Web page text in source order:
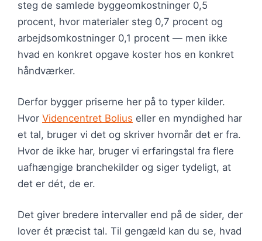
steg de samlede byggeomkostninger 0,5
procent, hvor materialer steg 0,7 procent og
arbejdsomkostninger 0,1 procent — men ikke
hvad en konkret opgave koster hos en konkret
håndværker.
Derfor bygger priserne her på to typer kilder.
Hvor Videncentret Bolius eller en myndighed har
et tal, bruger vi det og skriver hvornår det er fra.
Hvor de ikke har, bruger vi erfaringstal fra flere
uafhængige branchekilder og siger tydeligt, at
det er dét, de er.
Det giver bredere intervaller end på de sider, der
lover ét præcist tal. Til gengæld kan du se, hvad